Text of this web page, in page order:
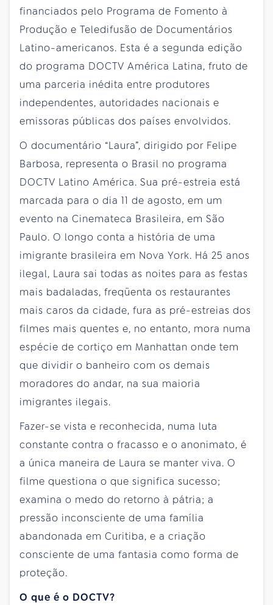
financiados pelo Programa de Fomento à
Produção e Teledifusão de Documentários
Latino-americanos. Esta é a segunda edição
do programa DOCTV América Latina, fruto de
uma parceria inédita entre produtores
independentes, autoridades nacionais e
emissoras públicas dos países envolvidos.
O documentário “Laura”, dirigido por Felipe
Barbosa, representa o Brasil no programa
DOCTV Latino América. Sua pré-estreia está
marcada para o dia 11 de agosto, em um
evento na Cinemateca Brasileira, em São
Paulo. O longo conta a história de uma
imigrante brasileira em Nova York. Há 25 anos
ilegal, Laura sai todas as noites para as festas
mais badaladas, freqüenta os restaurantes
mais caros da cidade, fura as pré-estreias dos
filmes mais quentes e, no entanto, mora numa
espécie de cortiço em Manhattan onde tem
que dividir o banheiro com os demais
moradores do andar, na sua maioria
imigrantes ilegais.
Fazer-se vista e reconhecida, numa luta
constante contra o fracasso e o anonimato, é
a única maneira de Laura se manter viva. O
filme questiona o que significa sucesso;
examina o medo do retorno à pátria; a
pressão inconsciente de uma família
abandonada em Curitiba, e a criação
consciente de uma fantasia como forma de
proteção.
O que é o DOCTV?